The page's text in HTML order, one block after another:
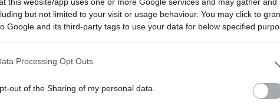
but not limited to your visit or usage behaviour. You may click to
Google and its third-party tags to use your data for below specified
Processing Opt Outs
out of the Sharing of my personal data.
le angolazioni possibili in camper.
170°/160 a 129,90 dla 28 luglio al 3 agosto.